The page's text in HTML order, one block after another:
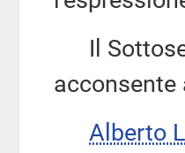
Il
Alberto